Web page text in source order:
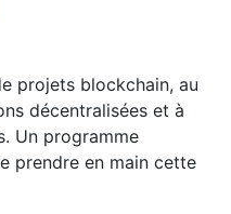
projets blockchain, au
décentralisées et à
Un programme
prendre en main cette